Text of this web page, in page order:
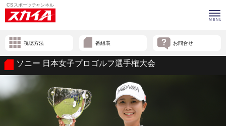
視聴方法 番組表 お問合せ
ソニー 日本女子プロゴルフ選手権大会